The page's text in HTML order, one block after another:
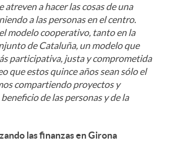
atreven a hacer las cosas de una
a las personas en el centro.
modelo cooperativo, tanto en la
de Cataluña, un modelo que
participativa, justa y comprometida
que estos quince años sean sólo el
compartiendo proyectos y
de las personas y de la
las finanzas en Girona